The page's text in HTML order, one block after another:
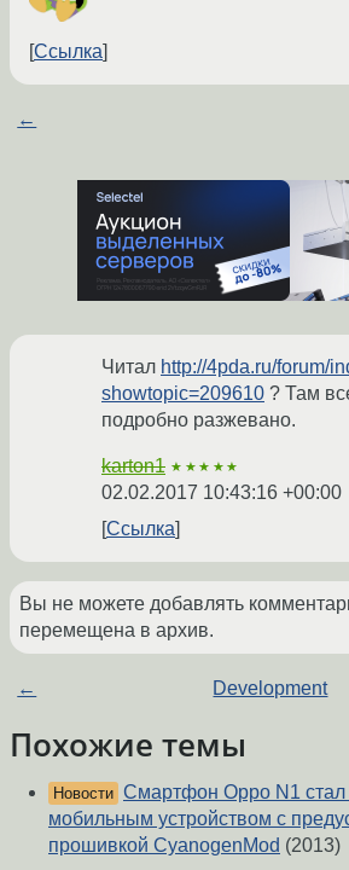
Ссылка
←
Читал http://4pda.ru/forum/
showtopic=209610 ? Там
подробно разжевано.
karton1 ★★★★★
02.02.2017 10:43:16 +00:00
Ссылка
Вы не можете добавлять
перемещена в архив.
← Development
Похожие темы
Новости Смартфон Oppo N1
мобильным устройством с
прошивкой CyanogenMod (2013)